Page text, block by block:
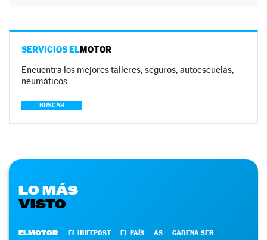
SERVICIOS ELMOTOR
Encuentra los mejores talleres, seguros, autoescuelas,
neumáticos…
BUSCAR
LO MÁS
VISTO
ELMOTOR EL HUFFPOST EL PAÍS AS CADENA SER